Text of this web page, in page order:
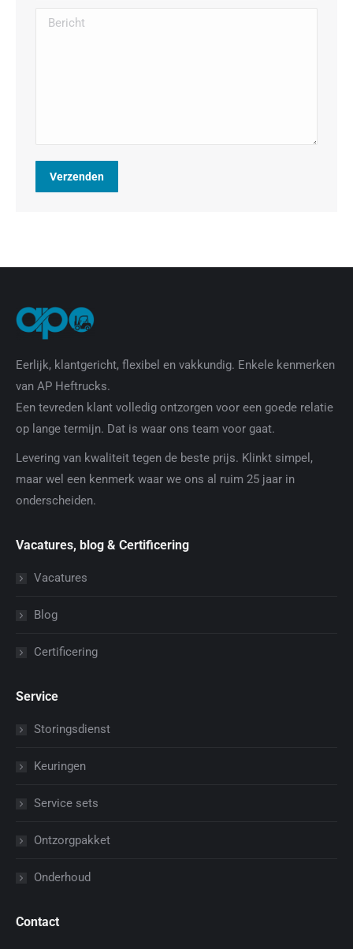
Bericht
Verzenden
Eerlijk, klantgericht, flexibel en vakkundig. Enkele kenmerken
van AP Heftrucks.
Een tevreden klant volledig ontzorgen voor een goede relatie
op lange termijn. Dat is waar ons team voor gaat.
Levering van kwaliteit tegen de beste prijs. Klinkt simpel,
maar wel een kenmerk waar we ons al ruim 25 jaar in
onderscheiden.
Vacatures, blog & Certificering
Vacatures
Blog
Certificering
Service
Storingsdienst
Keuringen
Service sets
Ontzorgpakket
Onderhoud
Contact